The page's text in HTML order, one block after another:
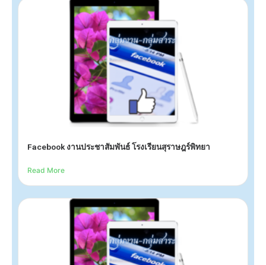
Facebook งานประชาสัมพันธ์ โรงเรียนสุราษฎร์พิทยา
Read More